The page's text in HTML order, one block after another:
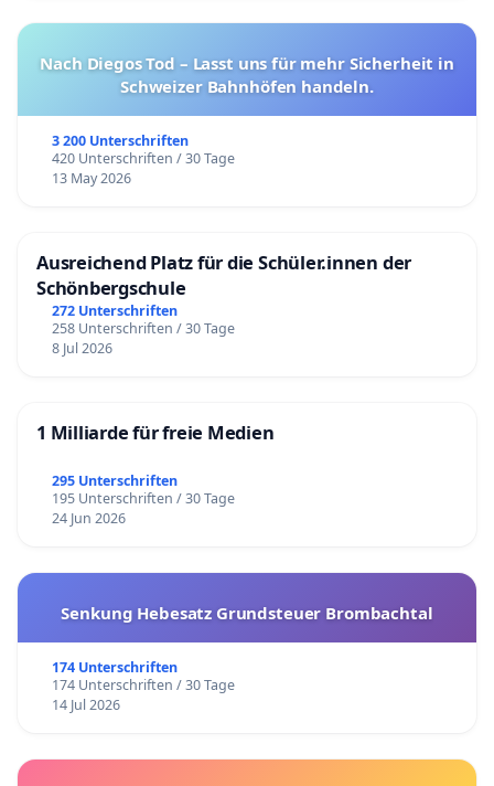
Nach Diegos Tod – Lasst uns für mehr Sicherheit in
Schweizer Bahnhöfen handeln.
3 200 Unterschriften
420 Unterschriften / 30 Tage
13 May 2026
Ausreichend Platz für die Schüler.innen der
Schönbergschule
272 Unterschriften
258 Unterschriften / 30 Tage
8 Jul 2026
1 Milliarde für freie Medien
295 Unterschriften
195 Unterschriften / 30 Tage
24 Jun 2026
Senkung Hebesatz Grundsteuer Brombachtal
174 Unterschriften
174 Unterschriften / 30 Tage
14 Jul 2026